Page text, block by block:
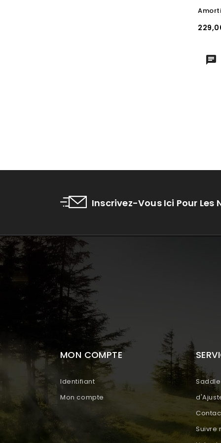
Prix
Inscrivez-Vous Ici Pour Les
MON COMPTE
Identifiant
Mon compte
Suivre